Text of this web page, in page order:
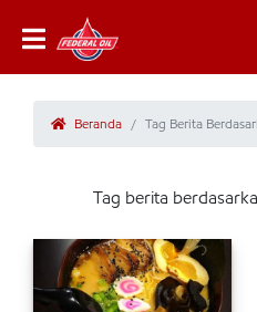
Beranda Tag Berita
Tag berita